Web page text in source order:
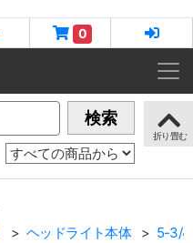
0
検索
ヘッドライト本体 5-3/